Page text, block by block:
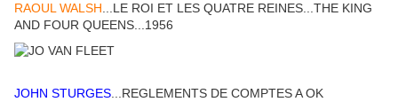
RAOUL WALSH ...LE ROI ET LES QUATRE REINES...THE KING
AND FOUR QUEENS...1956
JOHN STURGES ...REGLEMENTS DE COMPTES A OK